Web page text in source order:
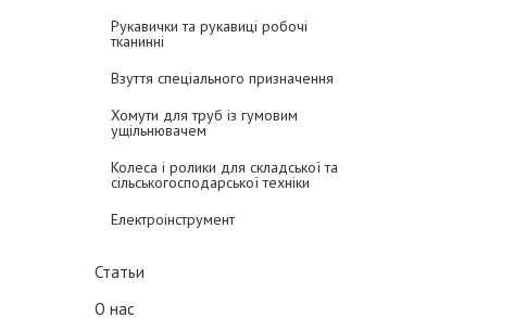
Рукавички та рукавиці робочі
тканинні
Взуття спеціального призначення
Хомути для труб із гумовим
ущільнювачем
Колеса і ролики для складської та
сільськогосподарської техніки
Електроінструмент
Статьи
О нас